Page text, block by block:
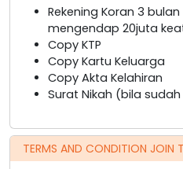
Rekening Koran 3
mengendap 20juta
Copy KTP
Copy Kartu Keluarga
Copy Akta Kelahiran
Surat Nikah (bila
TERMS AND CONDITION JOIN